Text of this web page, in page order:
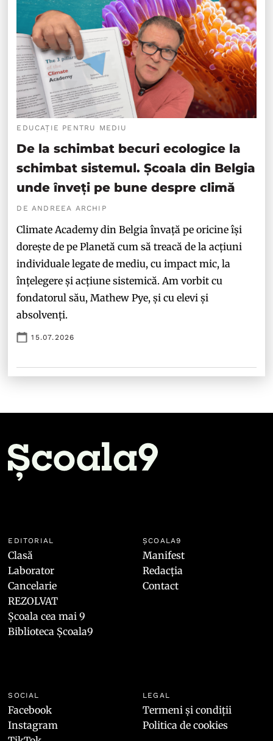
EDUCAȚIE PENTRU MEDIU
De la schimbat becuri ecologice la
schimbat sistemul. Școala din Belgia
unde înveți pe bune despre climă
DE ANDREEA ARCHIP
Climate Academy din Belgia învață pe oricine își
dorește de pe Planetă cum să treacă de la acțiuni
individuale legate de mediu, cu impact mic, la
înțelegere și acțiune sistemică. Am vorbit cu
fondatorul său, Mathew Pye, și cu elevi și
absolvenți.
15.07.2026
EDITORIAL
Clasă
Laborator
Cancelarie
REZOLVAT
Școala cea mai 9
Biblioteca Școala9
ȘCOALA9
Manifest
Redacția
Contact
SOCIAL
Facebook
Instagram
LEGAL
Termeni și condiții
Politica de cookies